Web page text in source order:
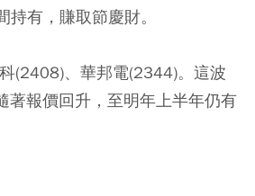
有，賺取節慶財。
(2408)、華邦電(2344)。 這波
著報價回升，至明年上半年仍有